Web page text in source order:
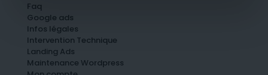
Faq
Google ads
Infos légales
Intervention Technique
Landing Ads
Maintenance Wordpress